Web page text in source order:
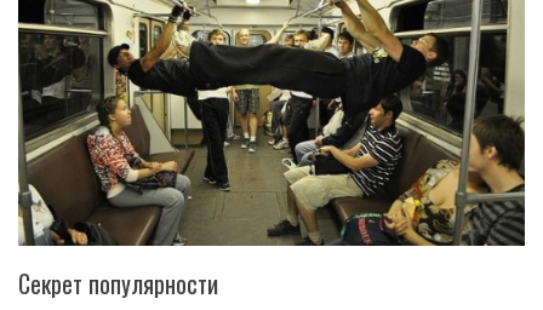
Секрет популярности